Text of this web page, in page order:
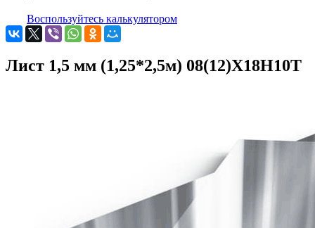
Воспользуйтесь калькулятором
Лист 1,5 мм (1,25*2,5м) 08(12)Х18Н10Т